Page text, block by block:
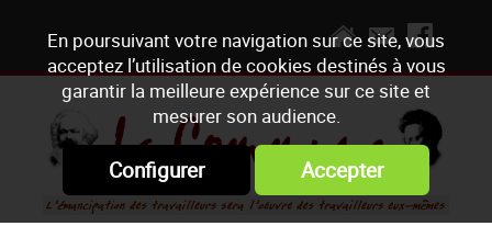
En poursuivant votre navigation sur ce site, vous
acceptez l’utilisation de cookies destinés à vous
garantir la meilleure expérience sur ce site et
mesurer son audience.
Configurer Accepter